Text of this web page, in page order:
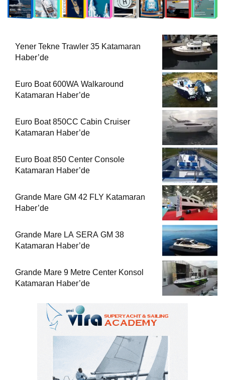
Yener Tekne Trawler 35 Katamaran
Haber’de
Euro Boat 600WA Walkaround
Katamaran Haber’de
Euro Boat 850CC Cabin Cruiser
Katamaran Haber’de
Euro Boat 850 Center Console
Katamaran Haber’de
Grande Mare GM 42 FLY Katamaran
Haber’de
Grande Mare LA SERA GM 38
Katamaran Haber’de
Grande Mare 9 Metre Center Konsol
Katamaran Haber’de